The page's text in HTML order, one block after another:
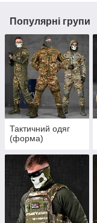
Популярні групи
Тактичний одяг
(форма)